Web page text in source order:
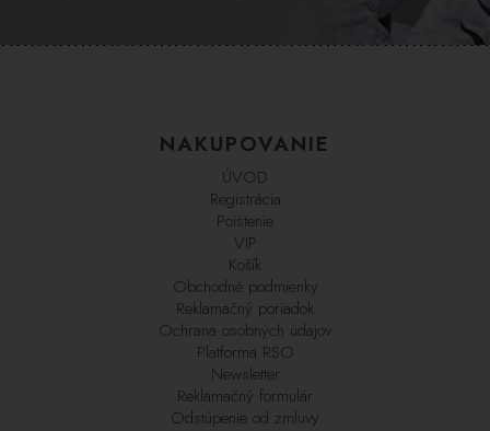
NAKUPOVANIE
ÚVOD
Registrácia
Poistenie
VIP
Košík
Obchodné podmienky
Reklamačný poriadok
Ochrana osobných údajov
Platforma RSO
Newsletter
Reklamačný formulár
Odstúpenie od zmluvy